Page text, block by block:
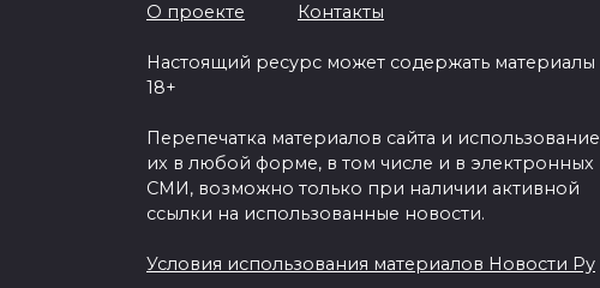
О проекте Контакты
Настоящий ресурс может содержать материалы
18+
Перепечатка материалов сайта и использование
их в любой форме, в том числе и в электронных
СМИ, возможно только при наличии активной
ссылки на использованные новости.
Условия использования материалов Новости Ру